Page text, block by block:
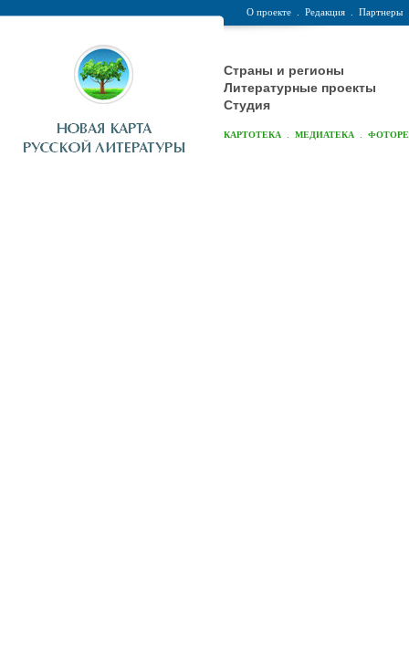
О проекте Редакция Партнеры
Страны и регионы
Литературные проекты
Студия
КАРТОТЕКА МЕДИАТЕКА